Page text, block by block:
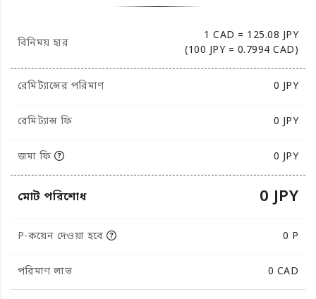
বিনিময় হার
1 CAD = 125.08 JPY
(100 JPY = 0.7994 CAD)
রেমিট্যান্সের পরিমাণ 0 JPY
রেমিট্যান্স ফি 0 JPY
জমা ফি 0 JPY
মোট পরিশোধ 0 JPY
P-কয়েন দেওয়া হবে 0 P
পরিমাণ লাভ 0 CAD